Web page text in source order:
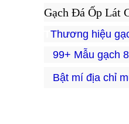
Gạch Đá Ốp Lát
Thương hiệu
99+ Mẫu gạch
Bật mí địa chỉ